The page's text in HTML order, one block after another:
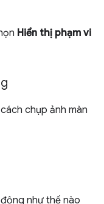
Hiển thị phạm vi
chụp ảnh màn
như thế nào